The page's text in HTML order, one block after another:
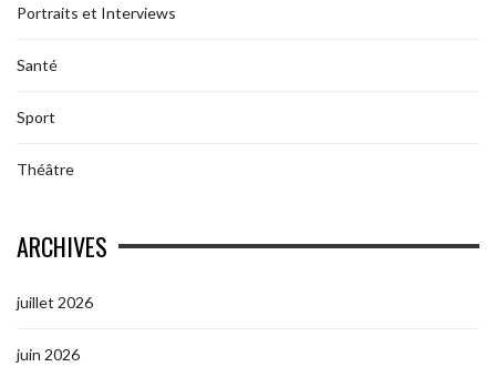
Portraits et Interviews
Santé
Sport
Théâtre
ARCHIVES
juillet 2026
juin 2026